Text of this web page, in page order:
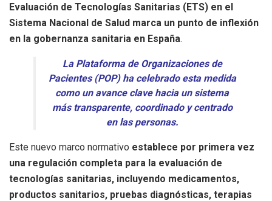
Evaluación de Tecnologías Sanitarias (ETS) en el
Sistema Nacional de Salud marca un punto de inflexión
en la gobernanza sanitaria en España.
La Plataforma de Organizaciones de
Pacientes (POP) ha celebrado esta medida
como un avance clave hacia un sistema
más transparente, coordinado y centrado
en las personas.
Este nuevo marco normativo establece por primera vez
una regulación completa para la evaluación de
tecnologías sanitarias, incluyendo medicamentos,
productos sanitarios, pruebas diagnósticas, terapias